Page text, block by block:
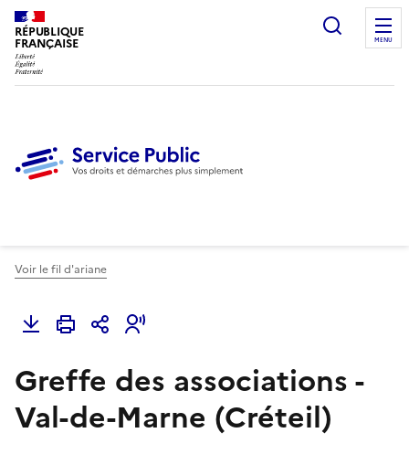
RÉPUBLIQUE
FRANÇAISE
Ouvrir
MENU
Voir le fil d'ariane
Greffe des associations -
Val-de-Marne (Créteil)